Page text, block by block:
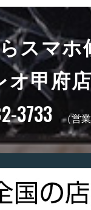
スマホ
オ甲府店
3733 （営